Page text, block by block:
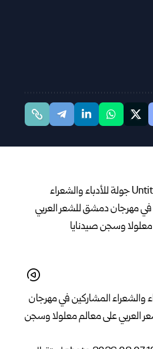
والشعراء المشاركين في مهرجان
العربي على معالم معلولا وسجن